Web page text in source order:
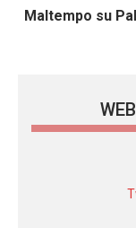
Maltempo su